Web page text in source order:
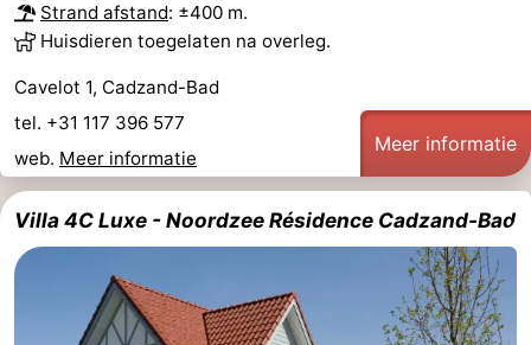
Strand afstand: ±400 m.
Huisdieren toegelaten na overleg.
Cavelot 1, Cadzand-Bad
tel. +31 117 396 577
web. Meer informatie
Meer informatie
Villa 4C Luxe - Noordzee Résidence Cadzand-Bad